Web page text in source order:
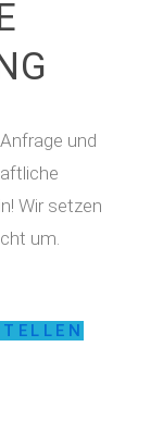
und
Wir setzen
um.